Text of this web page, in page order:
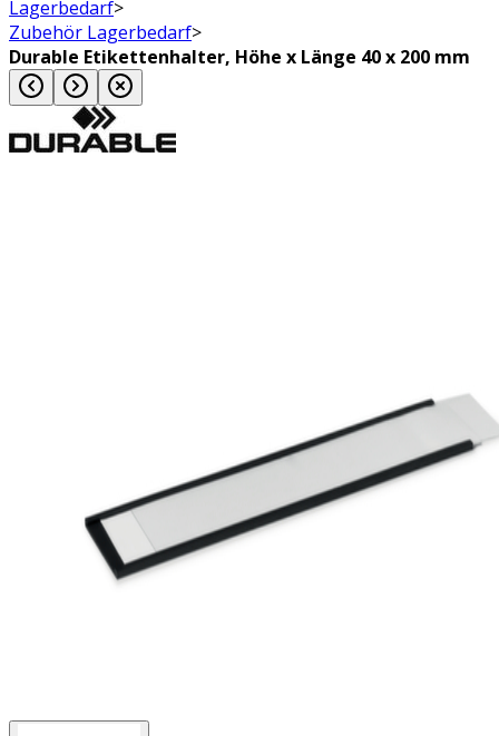
Lagerbedarf>
Zubehör Lagerbedarf>
Durable Etikettenhalter, Höhe x Länge 40 x 200 mm